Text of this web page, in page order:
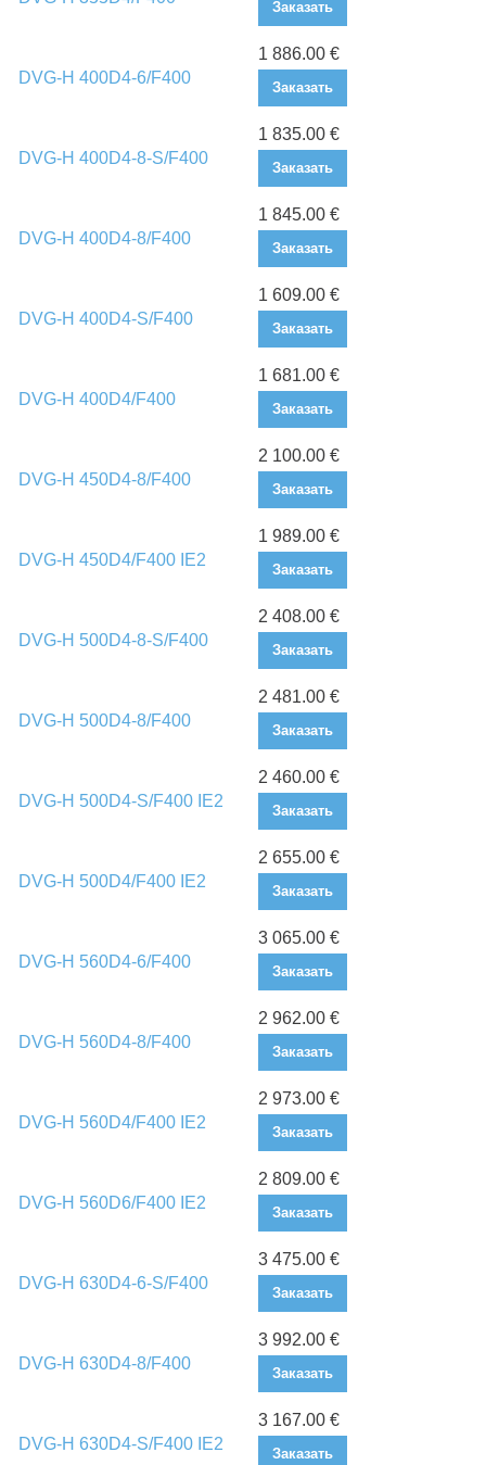
Заказать
DVG-H 400D4-6/F400
1 886.00 €
Заказать
DVG-H 400D4-8-S/F400
1 835.00 €
Заказать
DVG-H 400D4-8/F400
1 845.00 €
Заказать
DVG-H 400D4-S/F400
1 609.00 €
Заказать
DVG-H 400D4/F400
1 681.00 €
Заказать
DVG-H 450D4-8/F400
2 100.00 €
Заказать
DVG-H 450D4/F400 IE2
1 989.00 €
Заказать
DVG-H 500D4-8-S/F400
2 408.00 €
Заказать
DVG-H 500D4-8/F400
2 481.00 €
Заказать
DVG-H 500D4-S/F400 IE2
2 460.00 €
Заказать
DVG-H 500D4/F400 IE2
2 655.00 €
Заказать
DVG-H 560D4-6/F400
3 065.00 €
Заказать
DVG-H 560D4-8/F400
2 962.00 €
Заказать
DVG-H 560D4/F400 IE2
2 973.00 €
Заказать
DVG-H 560D6/F400 IE2
2 809.00 €
Заказать
DVG-H 630D4-6-S/F400
3 475.00 €
Заказать
DVG-H 630D4-8/F400
3 992.00 €
Заказать
DVG-H 630D4-S/F400 IE2
3 167.00 €
Заказать